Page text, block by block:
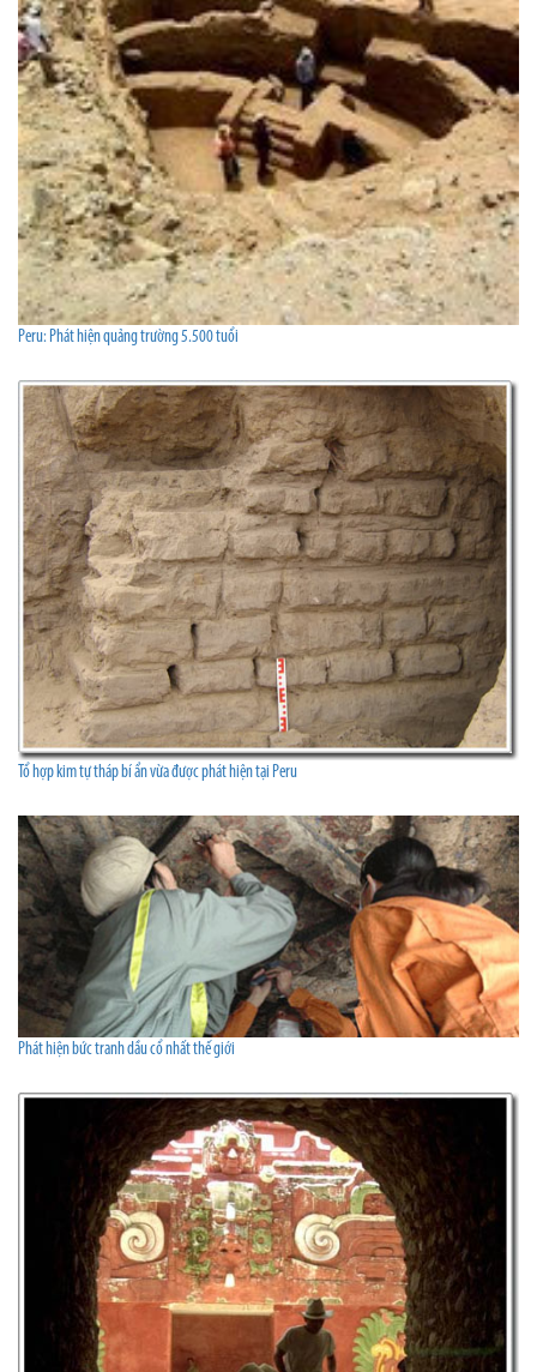
Peru: Phát hiện quảng trường 5.500 tuổi
Tổ hợp kim tự tháp bí ẩn vừa được phát hiện tại Peru
Phát hiện bức tranh dầu cổ nhất thế giới